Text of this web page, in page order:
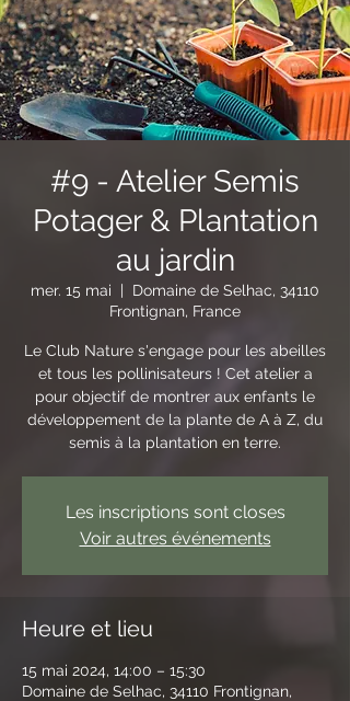
#9 - Atelier Semis
Potager & Plantation
au jardin
mer. 15 mai
  |
Domaine de Selhac, 34110
Frontignan, France
Le Club Nature s'engage pour les abeilles
et tous les pollinisateurs ! Cet atelier a
pour objectif de montrer aux enfants le
développement de la plante de A à Z, du
semis à la plantation en terre.
Les inscriptions sont closes
Voir autres événements
Heure et lieu
15 mai 2024, 14:00 – 15:30
Domaine de Selhac, 34110 Frontignan,